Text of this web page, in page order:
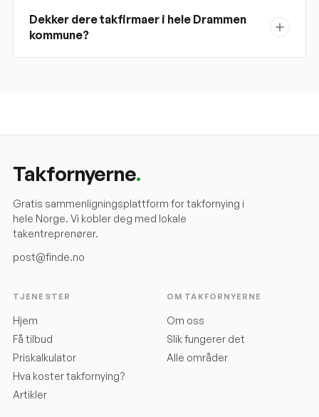
Dekker dere takfirmaer i hele Drammen
kommune?
Takfornyerne.
Gratis sammenligningsplattform for takfornying i
hele Norge. Vi kobler deg med lokale
takentreprenører.
post@finde.no
TJENESTER
Hjem
Få tilbud
Priskalkulator
Hva koster takfornying?
Artikler
OM TAKFORNYERNE
Om oss
Slik fungerer det
Alle områder